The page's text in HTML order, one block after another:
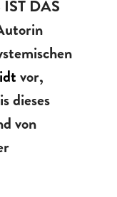
DAS
vor,
dieses
von